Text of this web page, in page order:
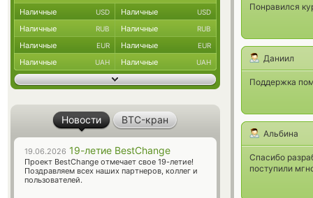
Понравился
Даниил
Поддержка
Альбина
Спасибо
поступили
Наличные USD Наличные USD
Наличные RUB Наличные RUB
Наличные EUR Наличные EUR
Наличные UAH Наличные UAH
Новости BTC-кран
19.06.2026 19-летие BestChange
Проект BestChange отмечает свое 19-летие!
Поздравляем всех наших партнеров, коллег и
пользователей.